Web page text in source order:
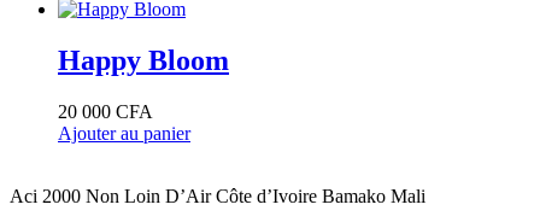
Happy Bloom
20 000 CFA
Ajouter au panier
Aci 2000 Non Loin D’Air Côte d’Ivoire Bamako Mali